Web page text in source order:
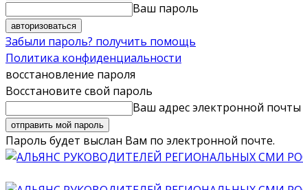
Ваш пароль
Забыли пароль? получить помощь
Политика конфиденциальности
восстановление пароля
Восстановите свой пароль
Ваш адрес электронной почты
Пароль будет выслан Вам по электронной почте.